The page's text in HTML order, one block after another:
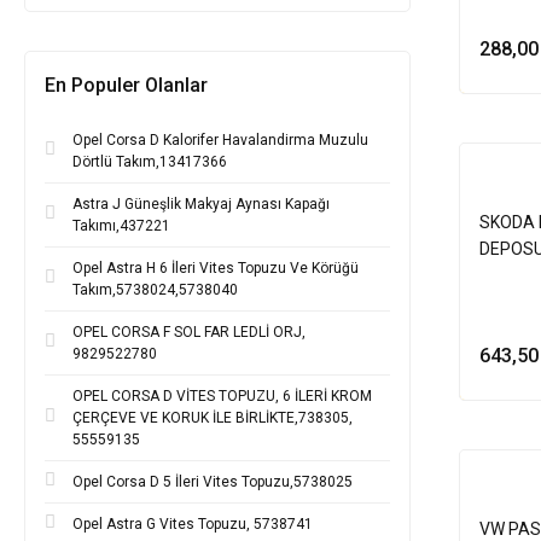
En Populer Olanlar
Opel Corsa D Kalorifer Havalandirma Muzulu
Dörtlü Takım,13417366
Astra J Güneşlik Makyaj Aynası Kapağı
Takımı,437221
Opel Astra H 6 İleri Vites Topuzu Ve Körüğü
Takım,5738024,5738040
OPEL CORSA F SOL FAR LEDLİ ORJ,
9829522780
OPEL CORSA D VİTES TOPUZU, 6 İLERİ KROM
ÇERÇEVE VE KORUK İLE BİRLİKTE,738305,
55559135
Opel Corsa D 5 İleri Vites Topuzu,5738025
Opel Astra G Vites Topuzu, 5738741
SKODA
VW